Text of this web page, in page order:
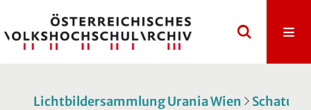
Lichtbildersammlung Urania Wien